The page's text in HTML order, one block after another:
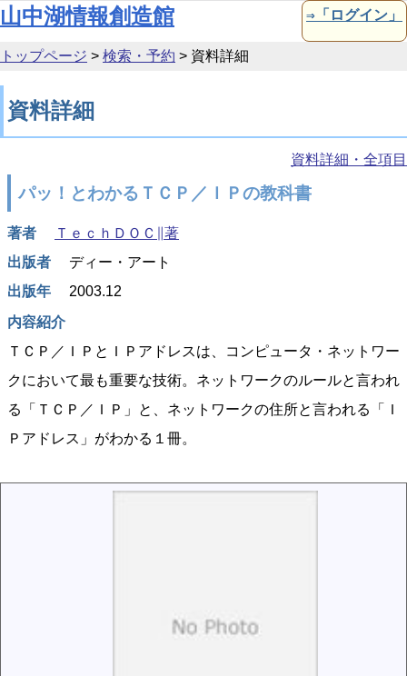
本文へ移動
山中湖情報創造館 ⇒「ログイン」
トップページ > 検索・予約 > 資料詳細
資料詳細
資料詳細・全項目
パッ！とわかるＴＣＰ／ＩＰの教科書
著者
ＴｅｃｈＤＯＣ∥著
出版者
ディー・アート
出版年
2003.12
内容紹介
ＴＣＰ／ＩＰとＩＰアドレスは、コンピュータ・ネットワー
クにおいて最も重要な技術。ネットワークのルールと言われ
る「ＴＣＰ／ＩＰ」と、ネットワークの住所と言われる「Ｉ
Ｐアドレス」がわかる１冊。